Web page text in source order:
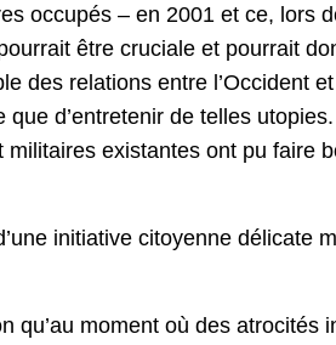
occupés – en 2001 et ce, lors
être cruciale et pourrait
des relations entre l’Occident
d’entretenir de telles
existantes ont pu faire
initiative citoyenne délicate
qu’au moment où des atrocités